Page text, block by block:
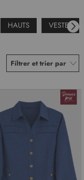
HAUTS VESTES
Filtrer et trier par